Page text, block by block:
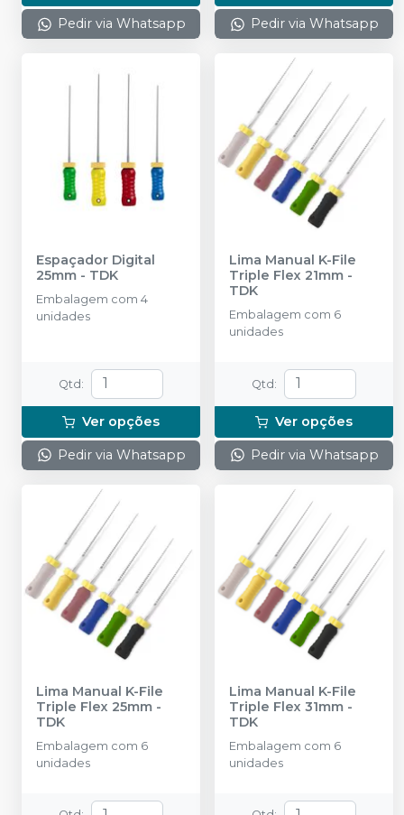
Pedir via Whatsapp Pedir via Whatsapp
Espaçador Digital
25mm - TDK
Embalagem com 4
unidades
Qtd :
Ver opções
Pedir via Whatsapp
Lima Manual K-File
Triple Flex 21mm -
TDK
Embalagem com 6
unidades
Qtd :
Ver opções
Pedir via Whatsapp
Lima Manual K-File
Triple Flex 25mm -
TDK
Embalagem com 6
unidades
Lima Manual K-File
Triple Flex 31mm -
TDK
Embalagem com 6
unidades